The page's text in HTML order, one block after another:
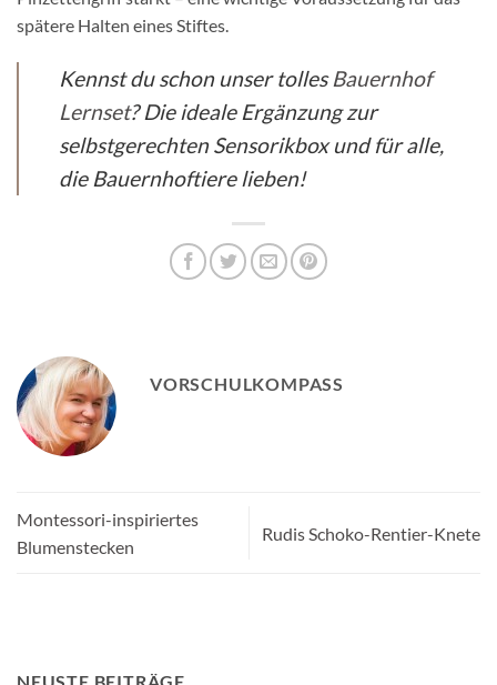
spätere Halten eines Stiftes.
Kennst du schon unser tollesBauernhof
Lernset? Die ideale Ergänzung zur
selbstgerechten Sensorikbox und für alle,
die Bauernhoftiere lieben!
VORSCHULKOMPASS
Montessori-inspiriertes
Blumenstecken
Rudis Schoko-Rentier-Knete